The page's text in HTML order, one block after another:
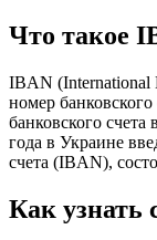
Что такое
IBAN (International
номер
банковского счета
года в Украине
счета (IBAN),
Как узнать